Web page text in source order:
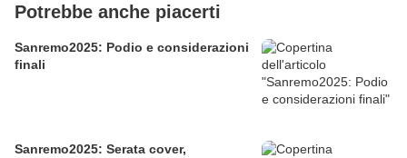
Potrebbe anche piacerti
Sanremo2025: Podio e considerazioni
finali
Sanremo2025: Serata cover,